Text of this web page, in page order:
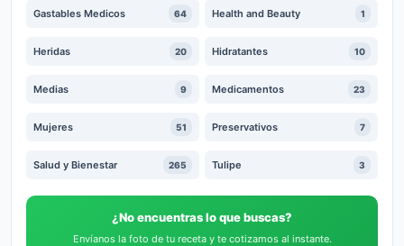
Gastables Medicos 64 Health and Beauty 1
Heridas 20 Hidratantes 10
Medias 9 Medicamentos 23
Mujeres 51 Preservativos 7
Salud y Bienestar 265 Tulipe 3
¿No encuentras lo que buscas?
Envíanos la foto de tu receta y te cotizamos al instante.